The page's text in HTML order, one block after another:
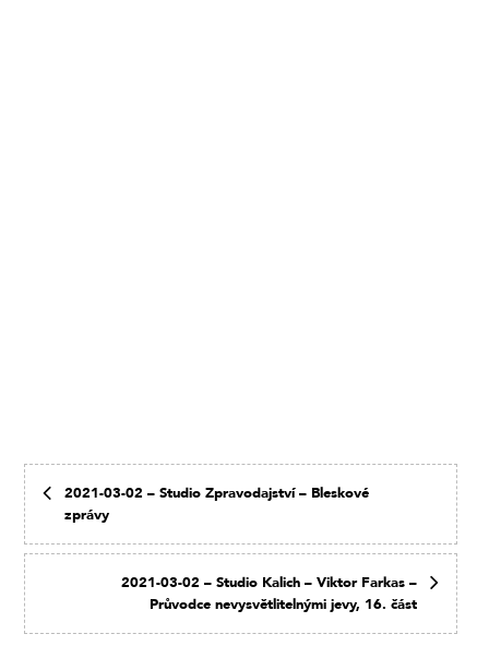
2021-03-02 – Studio Zpravodajství – Bleskové
zprávy
2021-03-02 – Studio Kalich – Viktor Farkas –
Průvodce nevysvětlitelnými jevy, 16. část